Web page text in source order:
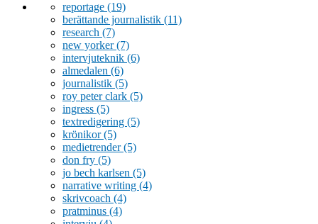
reportage (19)
berättande journalistik (11)
research (7)
new yorker(7)
intervjuteknik (6)
almedalen (6)
journalistik (5)
roy peter clark (5)
ingress (5)
textredigering (5)
krönikor(5)
medietrender(5)
don fry (5)
jo bech karlsen (5)
narrative writing (4)
skrivcoach (4)
pratminus (4)